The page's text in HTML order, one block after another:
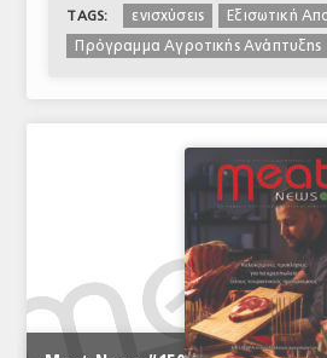
TAGS: ενισχύσεις
Εξισωτική
Πρόγραμμα Αγροτικής Ανάπτυξης